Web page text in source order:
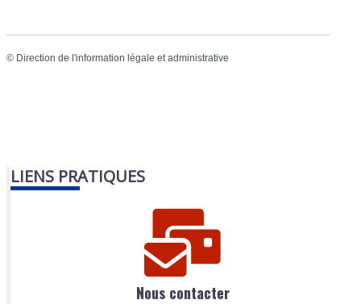
© Direction de l'information légale et administrative
LIENS PRATIQUES
Nous contacter